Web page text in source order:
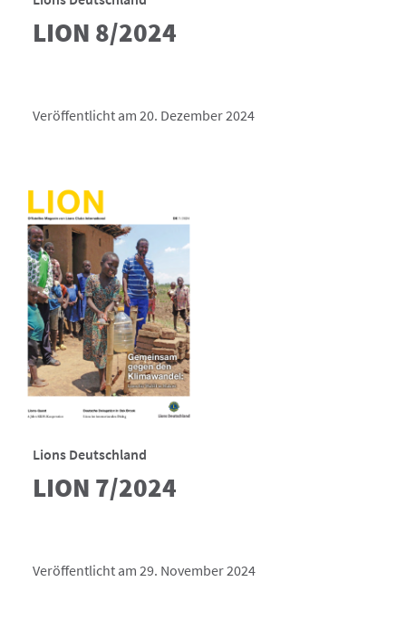
LION 8/2024
Veröffentlicht am 20. Dezember 2024
Lions Deutschland
LION 7/2024
Veröffentlicht am 29. November 2024